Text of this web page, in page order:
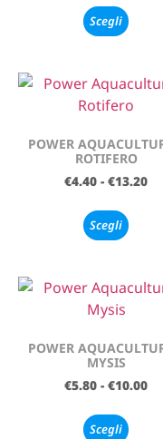
Scegli
POWER
ROTIFERO
€4.40 - €13.20
Scegli
POWER
MYSIS
€5.80 - €10.00
Scegli